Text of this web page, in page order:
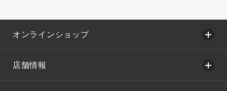
オンラインショップ
店舗情報